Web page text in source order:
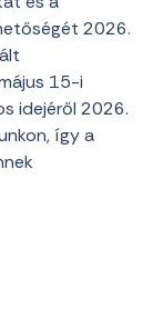
2026.
15-i
idejéről 2026.
így a